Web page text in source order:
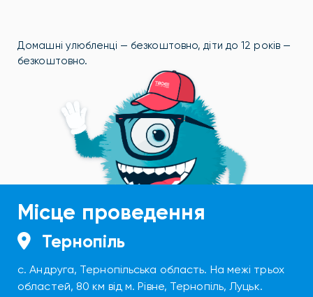
Домашні улюбленці — безкоштовно, діти до 12 років —
безкоштовно.
Місце проведення
Тернопіль
с. Андруга, Тернопільська область. На межі трьох
областей, 80 км від м. Рівне, Тернопіль, Луцьк.